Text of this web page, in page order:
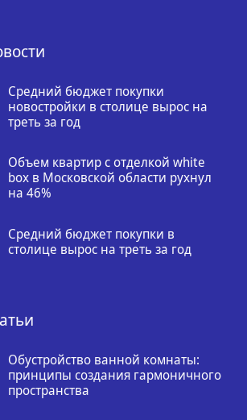
Средний бюджет покупки
новостройки в столице вырос на
треть за год
Объем квартир с отделкой white
box в Московской области рухнул
на 46%
Средний бюджет покупки в
столице вырос на треть за год
Обустройство ванной комнаты:
принципы создания гармоничного
пространства